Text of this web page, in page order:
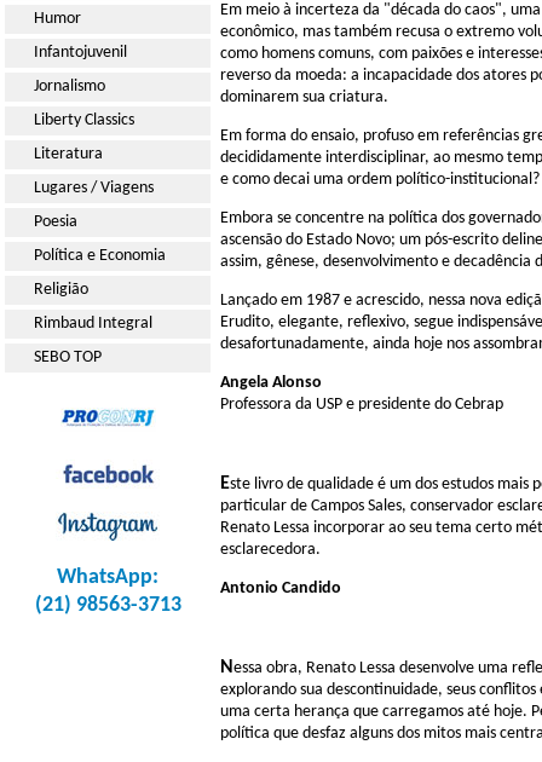
Humor
Infantojuvenil
Jornalismo
Liberty Classics
Literatura
Lugares / Viagens
Poesia
Política e Economia
Religião
Rimbaud Integral
SEBO TOP
WhatsApp:
(21) 98563-3713
Em meio à incerteza da "década do caos",
econômico, mas também recusa o extremo
como homens comuns, com paixões e
reverso da moeda: a incapacidade dos atores
dominarem sua criatura.
Em forma do ensaio, profuso em referências
decididamente interdisciplinar, ao mesmo
e como decai uma ordem político-institucional?
Embora se concentre na política dos
ascensão do Estado Novo; um pós-escrito
assim, gênese, desenvolvimento e
Lançado em 1987 e acrescido, nessa nova
Erudito, elegante, reflexivo, segue
desafortunadamente, ainda hoje nos
Angela Alonso
Professora da USP e presidente do Cebrap
Este livro de qualidade é um dos estudos mais
particular de Campos Sales, conservador
Renato Lessa incorporar ao seu tema certo
esclarecedora.​
Antonio Candido
N essa obra, Renato Lessa desenvolve uma
explorando sua descontinuidade, seus
uma certa herança que carregamos até hoje.
política que desfaz alguns dos mitos mais